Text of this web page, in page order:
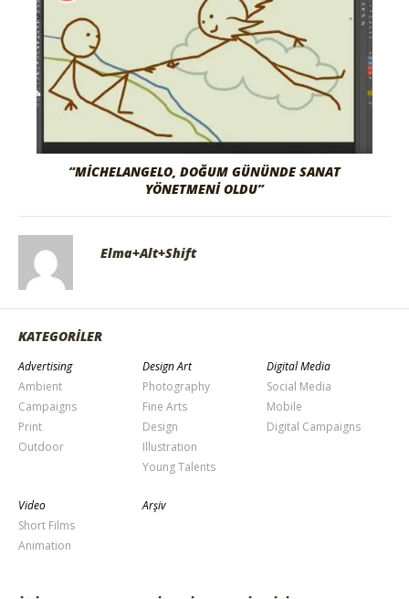
“MICHELANGELO, DOĞUM GÜNÜNDE SANAT
YÖNETMENI OLDU”
Elma+Alt+Shift
KATEGORİLER
Advertising
Ambient
Campaigns
Print
Outdoor
Design Art
Photography
Fine Arts
Design
Illustration
Young Talents
Digital Media
Social Media
Mobile
Digital Campaigns
Video
Short Films
Animation
Arşiv